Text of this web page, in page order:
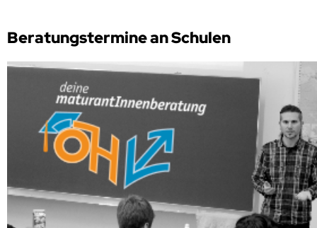
Beratungstermine an Schulen